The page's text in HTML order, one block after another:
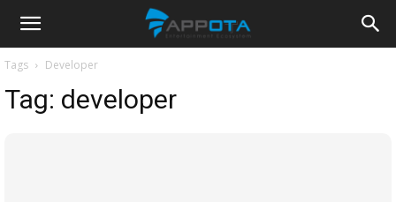
Appota
News
Tags Developer
Tag: developer